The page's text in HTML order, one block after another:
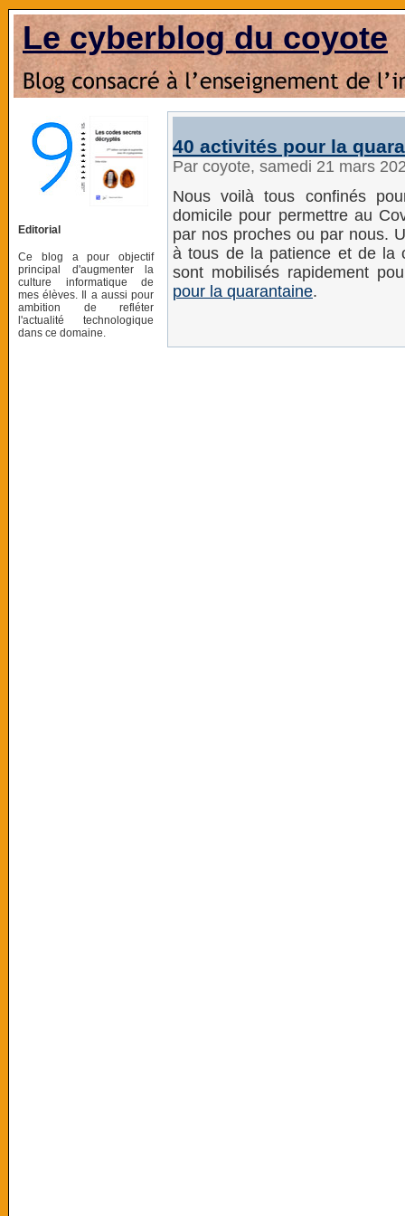
Le cyberblog du coyote
Editorial
Ce blog a pour objectif
principal d'augmenter la
culture informatique de
mes élèves. Il a aussi pour
ambition de refléter
l'actualité technologique
dans ce domaine.
40 activités pour la
Par coyote, samedi 21 mars
Nous voilà tous confinés
domicile pour permettre au
par nos proches ou par nous.
à tous de la patience et de la
sont mobilisés rapidement
pour la quarantaine.